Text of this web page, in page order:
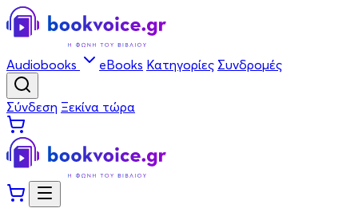
Audiobooks eBooks Κατηγορίες Συνδρομές
Σύνδεση Ξεκίνα τώρα